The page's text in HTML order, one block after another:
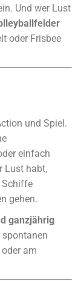
Und wer Lust
oder Frisbee
und Spiel.
einfach
Lust habt,
Schiffe
gehen.
ganzjährig
am